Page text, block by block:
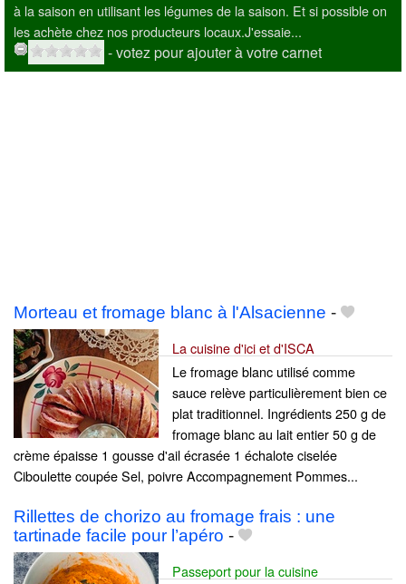
à la saison en utilisant les légumes de la saison. Et si possible on
les achète chez nos producteurs locaux.J'essaie...
- votez pour ajouter à votre carnet
Morteau et fromage blanc à l'Alsacienne -
La cuisine d'ici et d'ISCA
Le fromage blanc utilisé comme
sauce relève particulièrement bien ce
plat traditionnel. Ingrédients 250 g de
fromage blanc au lait entier 50 g de
crème épaisse 1 gousse d'ail écrasée 1 échalote ciselée
Ciboulette coupée Sel, poivre Accompagnement Pommes...
Rillettes de chorizo au fromage frais : une
tartinade facile pour l’apéro -
Passeport pour la cuisine